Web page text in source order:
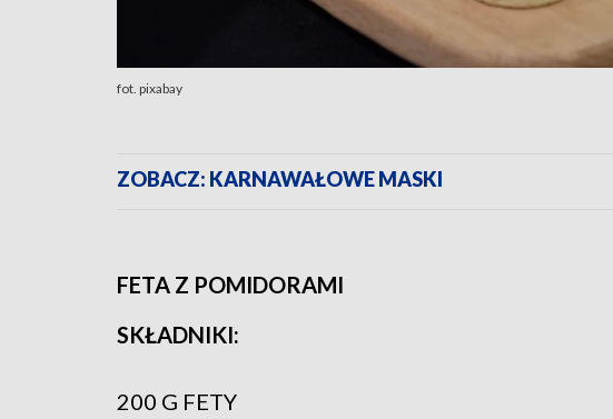
fot. pixabay
ZOBACZ: KARNAWAŁOWE MASKI
FETA Z POMIDORAMI
SKŁADNIKI:
200 G FETY